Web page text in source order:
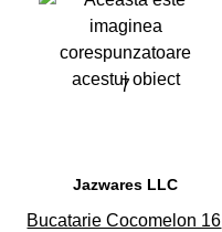
7
Jazwares LLC
Bucatarie Cocomelon 16